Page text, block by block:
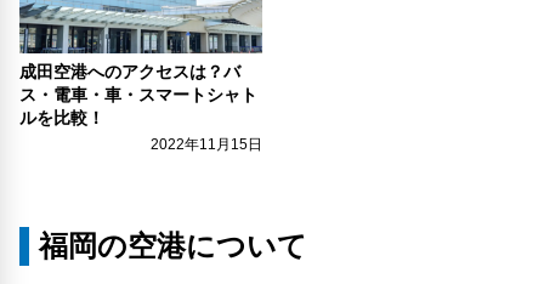
成田空港へのアクセスは？バ
ス・電車・車・スマートシャト
ルを比較！
2022年11月15日
福岡の空港について